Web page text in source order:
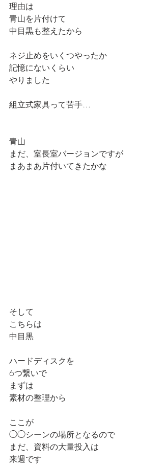
理由は
青山を片付けて
中目黒も整えたから
ネジ止めをいくつやったか
記憶にないくらい
やりました
組立式家具って苦手…
青山
まだ、室長室バージョンですが
まあまあ片付いてきたかな
そして
こちらは
中目黒
ハードディスクを
6つ繋いで
まずは
素材の整理から
ここが
◯◯シーンの場所となるので
まだ、資料の大量投入は
来週です